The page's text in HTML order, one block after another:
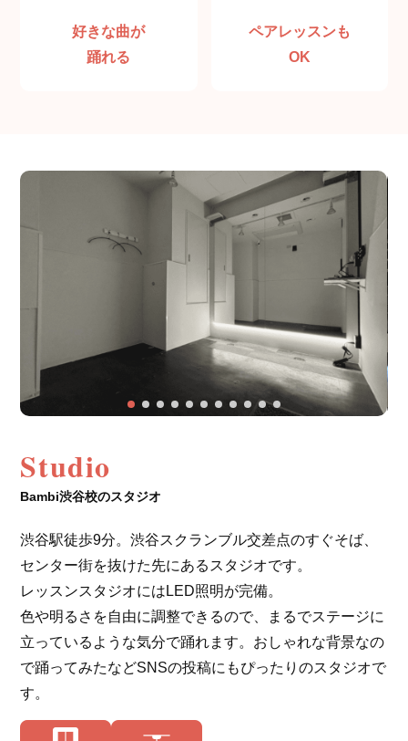
好きな曲が
踊れる
ペアレッスンも
OK
Studio
Bambi渋谷校のスタジオ
渋谷駅徒歩9分。渋谷スクランブル交差点のすぐそば、
センター街を抜けた先にあるスタジオです。
レッスンスタジオにはLED照明が完備。
色や明るさを自由に調整できるので、まるでステージに
立っているような気分で踊れます。おしゃれな背景なの
で踊ってみたなどSNSの投稿にもぴったりのスタジオで
す。